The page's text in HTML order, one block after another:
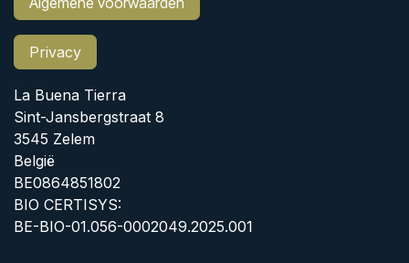
Privacy
La Buena Tierra
Sint-Jansbergstraat 8
3545 Zelem
België
BE0864851802
BIO CERTISYS:
BE-BIO-01.056-0002049.2025.001